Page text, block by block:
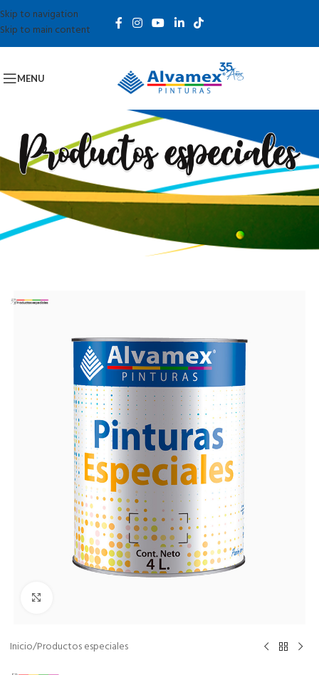
Skip to navigation
Skip to main content
MENU
Inicio/Productos especiales